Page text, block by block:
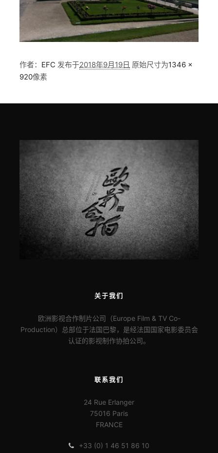
作者： EFC 发布于2018年9月19日 原始尺寸为1346 ×
920像素
关于我们
欧洲影视合作制片公司（Europe Film & TV Co-
Production）总部位于法国巴黎，是经法国国家电影委员会
认证的影视制作协拍公司。
联系我们
24 Rue Erlanger
75016 Paris
FRANCE
+33 (0) 1 46 51 86 10